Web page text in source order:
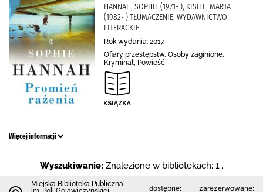
HANNAH, SOPHIE (1971- ), KISIEL, MARTA
(1982- ) TŁUMACZENIE, WYDAWNICTWO
LITERACKIE
Rok wydania: 2017.
Ofiary przestępstw, Osoby zaginione,
Kryminał, Powieść
Więcej informacji
Wyszukiwanie: Znalezione w bibliotekach: 1 .
Miejska Biblioteka Publiczna
dostępne: zarezerwowane: